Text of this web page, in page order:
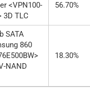
<VPN100-
3D TLC
56.70%
SATA
860
NAND
18.30%